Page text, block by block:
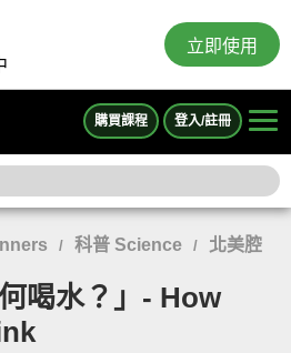
立即使用
購買課程 登入/註冊
/ 科普 Science / 北美腔
何喝水？」- How